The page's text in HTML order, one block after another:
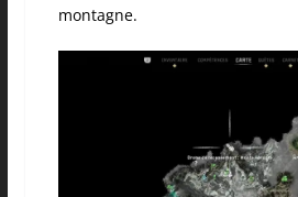
montagne.